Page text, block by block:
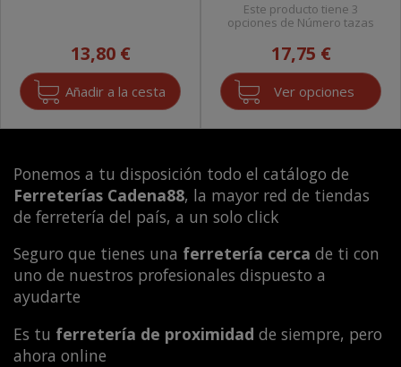
13,80 €
Este producto tiene 3
opciones de Número tazas
17,75 €
Ver opciones
Ponemos a tu disposición todo el catálogo de
Ferreterías Cadena88, la mayor red de tiendas
de ferretería del país, a un solo click
Seguro que tienes una ferretería cerca de ti con
uno de nuestros profesionales dispuesto a
ayudarte
Es tu ferretería de proximidad de siempre, pero
ahora online